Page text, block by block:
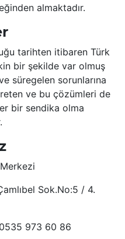
almaktadır.
tarihten itibaren Türk
bir şekilde var olmuş
süregelen sorunlarına
ve bu çözümleri de
bir sendika olma
Sok.No:5 / 4.
973 60 86